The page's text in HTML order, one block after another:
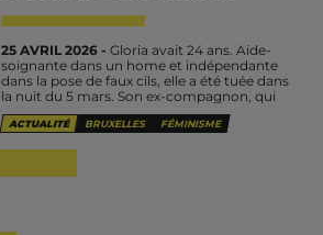
25 AVRIL 2026 - Gloria avait 24 ans. Aide-
soignante dans un home et indépendante
dans la pose de faux cils, elle a été tuée dans
la nuit du 5 mars. Son ex-compagnon, qui
n’acceptait...
ACTUALITÉ BRUXELLES FÉMINISME